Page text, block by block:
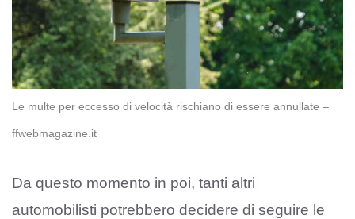
Le multe per eccesso di velocità rischiano di essere annullate –
ffwebmagazine.it
Da questo momento in poi, tanti altri
automobilisti potrebbero decidere di seguire le